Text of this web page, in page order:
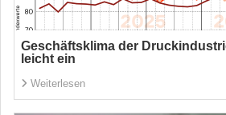
Geschäftsklima der
leicht ein
Weiterlesen